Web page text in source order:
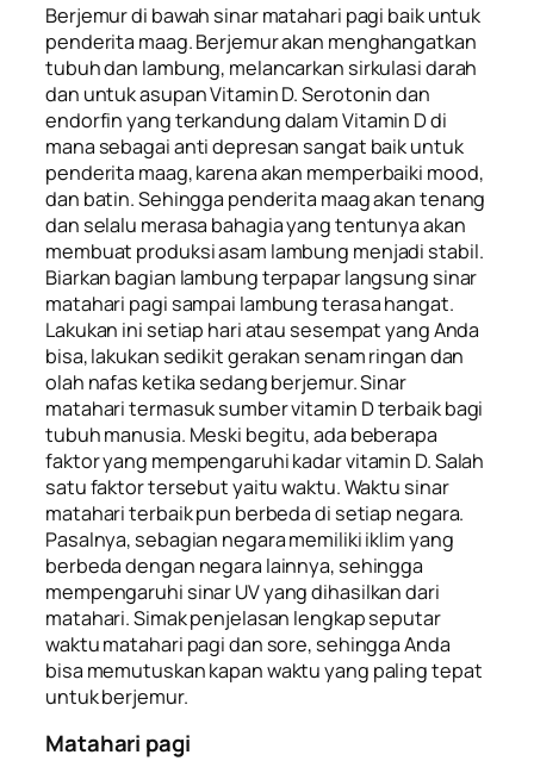
Berjemur di bawah sinar matahari pagi baik untuk
penderita maag. Berjemur akan menghangatkan
tubuh dan lambung, melancarkan sirkulasi darah
dan untuk asupan Vitamin D.Serotonindan
endorfinyang terkandung dalam Vitamin D di
mana sebagai anti depresan sangat baik untuk
penderita maag, karena akan memperbaiki mood,
dan batin. Sehingga penderita maag akan tenang
dan selalu merasa bahagia yang tentunya akan
membuat produksi asam lambung menjadi stabil.
Biarkan bagian lambung terpapar langsung sinar
matahari pagi sampai lambung terasa hangat.
Lakukan ini setiap hari atau sesempat yang Anda
bisa, lakukan sedikit gerakan senam ringan dan
olah nafas ketika sedang berjemur. Sinar
matahari termasuk sumber vitamin Dterbaik bagi
tubuh manusia. Meski begitu, ada beberapa
faktor yang mempengaruhi kadar vitamin D. Salah
satu faktor tersebut yaitu waktu. Waktu sinar
matahari terbaik pun berbeda di setiap negara.
Pasalnya, sebagian negara memiliki iklim yang
berbeda dengan negara lainnya, sehingga
mempengaruhi sinar UV yang dihasilkan dari
matahari. Simak penjelasan lengkap seputar
waktu matahari pagi dan sore, sehingga Anda
bisa memutuskan kapan waktu yang paling tepat
untuk berjemur.
Matahari pagi